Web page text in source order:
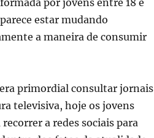
por jovens entre 18 e
estar mudando
a maneira de consumir
primordial consultar jornais
televisiva, hoje os jovens
a redes sociais para